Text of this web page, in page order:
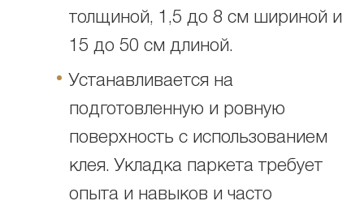
толщиной, 1,5 до 8 см шириной и
15 до 50 см длиной.
Устанавливается на
подготовленную и ровную
поверхность с использованием
клея. Укладка паркета требует
опыта и навыков и часто